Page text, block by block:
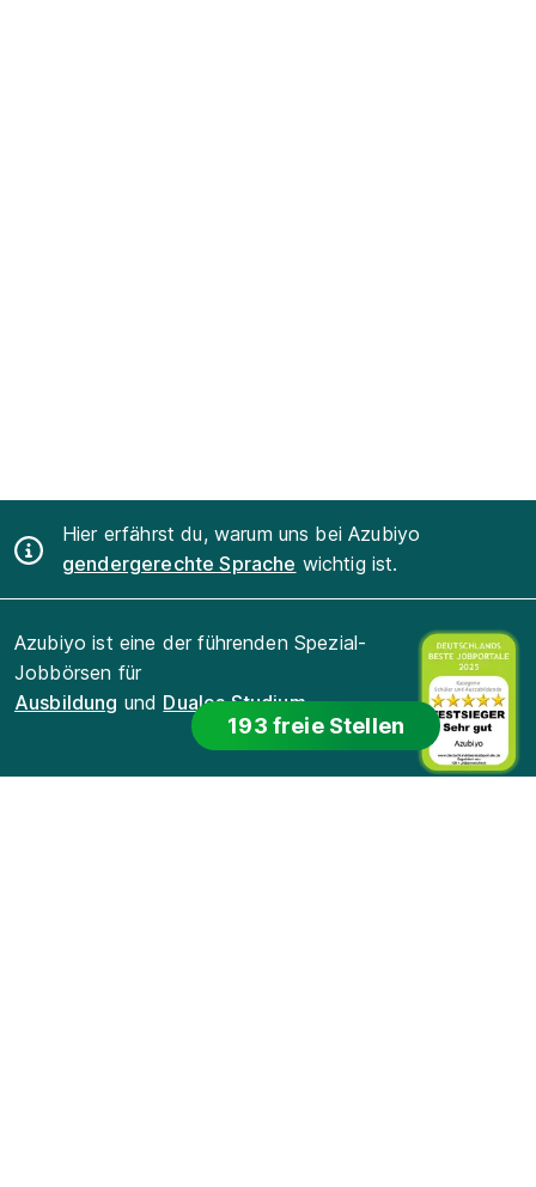
193 freie Stellen
Hier erfährst du, warum uns bei Azubiyo
gendergerechte Sprache wichtig ist.
Azubiyo ist eine der führenden Spezial-
Jobbörsen für
Ausbildung und Duales Studium.